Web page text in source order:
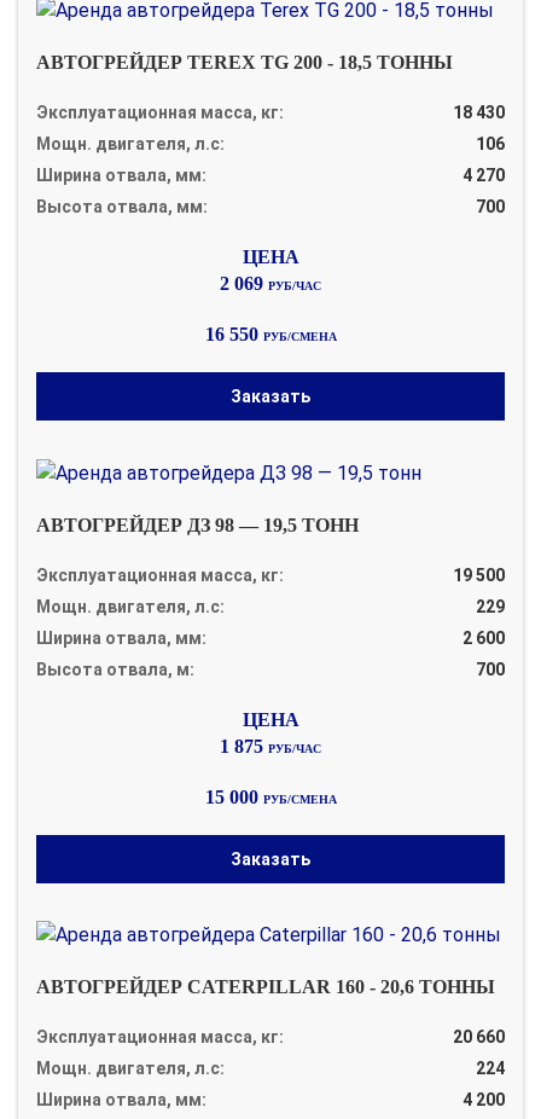
АВТОГРЕЙДЕР TEREX TG 200 - 18,5 ТОННЫ
Эксплуатационная масса, кг:
18 430
Мощн. двигателя, л.с:
106
Ширина отвала, мм:
4 270
Высота отвала, мм:
700
2 069 РУБ/ЧАС
16 550 РУБ/СМЕНА
Заказать
АВТОГРЕЙДЕР ДЗ 98 — 19,5 ТОНН
Эксплуатационная масса, кг:
19 500
Мощн. двигателя, л.с:
229
Ширина отвала, мм:
2 600
Высота отвала, м:
700
1 875 РУБ/ЧАС
15 000 РУБ/СМЕНА
Заказать
АВТОГРЕЙДЕР CATERPILLAR 160 - 20,6 ТОННЫ
Эксплуатационная масса, кг:
20 660
Мощн. двигателя, л.с:
224
Ширина отвала, мм:
4 200